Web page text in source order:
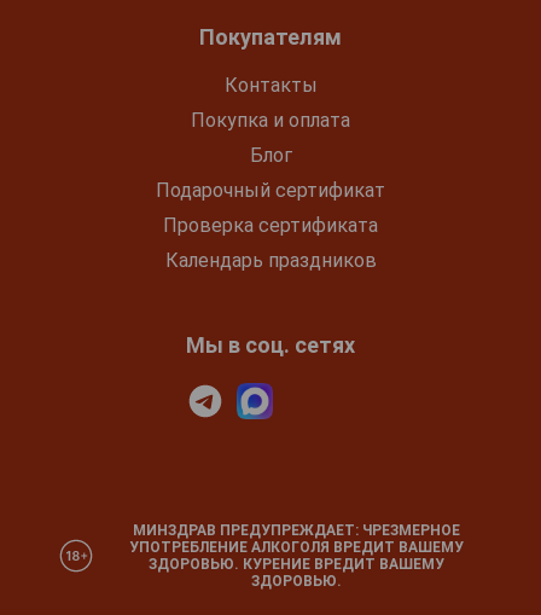
Покупателям
Контакты
Покупка и оплата
Блог
Подарочный сертификат
Проверка сертификата
Календарь праздников
Мы в соц. сетях
МИНЗДРАВ ПРЕДУПРЕЖДАЕТ: ЧРЕЗМЕРНОЕ
УПОТРЕБЛЕНИЕ АЛКОГОЛЯ ВРЕДИТ ВАШЕМУ
ЗДОРОВЬЮ. КУРЕНИЕ ВРЕДИТ ВАШЕМУ
ЗДОРОВЬЮ.